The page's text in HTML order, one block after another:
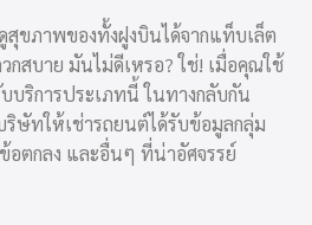
ขภาพของทั้งฝูงบินได้จากแท็บเล็ต
กสบาย มันไม่ดีเหรอ? ใช่! เมื่อคุณใช้
บริการประเภทนี้ ในทางกลับกัน
ษัทให้เช่ารถยนต์ได้รับข้อมูลกลุ่ม
อตกลง และอื่นๆ ที่น่าอัศจรรย์